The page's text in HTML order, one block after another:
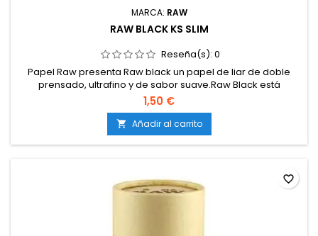
MARCA: RAW
RAW BLACK KS SLIM
Reseña(s): 0
Papel Raw presenta Raw black un papel de liar de doble
prensado, ultrafino y de sabor suave.Raw Black está
fabricado con mezcla de fibras de lino y arroz, libre de cloro
y aditivos, es un papel de liar totalmente natural.
1,50 €
 Añadir al carrito
favorite_border